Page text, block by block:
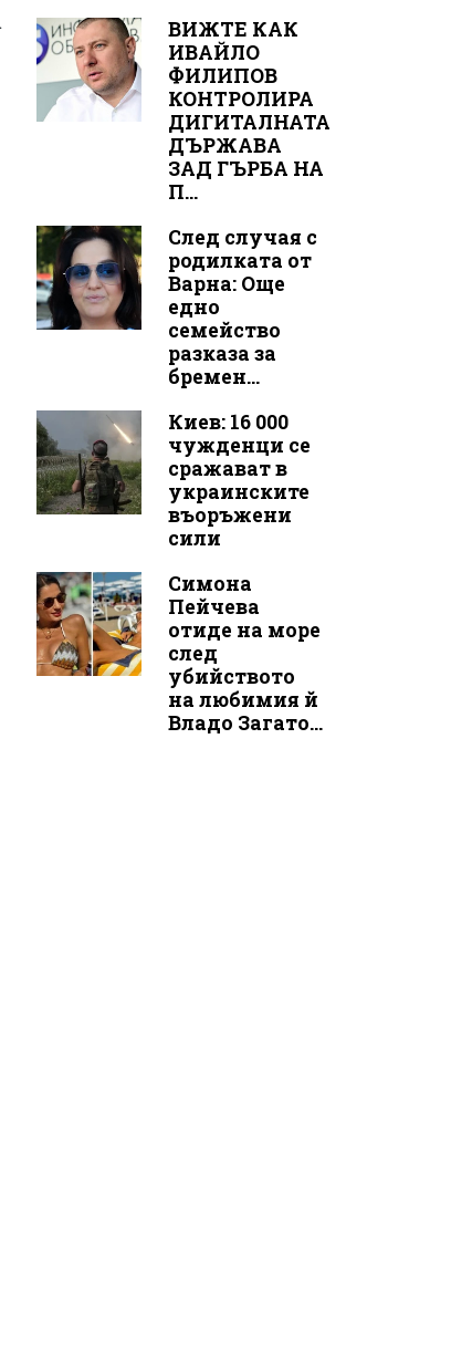
ВИЖТЕ КАК
ИВАЙЛО
ФИЛИПОВ
КОНТРОЛИРА
ДИГИТАЛНАТА
ДЪРЖАВА
ЗАД ГЪРБА НА
П...
След случая с
родилката от
Варна: Още
едно
семейство
разказа за
бремен...
Киев: 16 000
чужденци се
сражават в
украинските
въоръжени
сили
Симона
Пейчева
отиде на море
след
убийството
на любимия й
Владо Загато...